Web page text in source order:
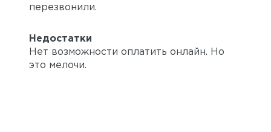
перезвонили.
Недостатки
Нет возможности оплатить онлайн. Но
это мелочи.